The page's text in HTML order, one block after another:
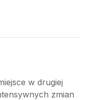
w drugiej
zmian